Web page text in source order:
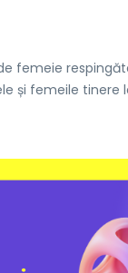
femeie
și femeile tinere